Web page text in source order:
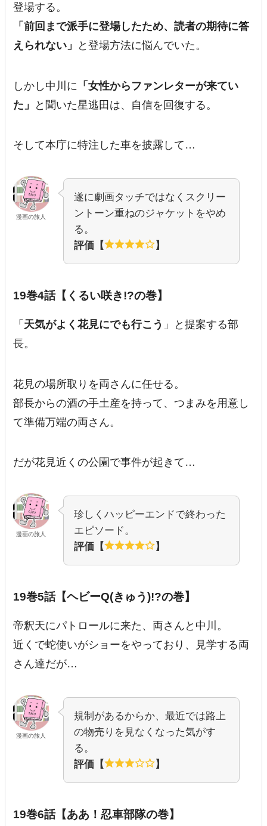
登場する。
「前回まで派手に登場したため、読者の期待に答
えられない」
と登場方法に悩んでいた。
しかし中川に 「女性からファンレターが来てい
た」
と聞いた星逃田は、自信を回復する。
そして本庁に特注した車を披露して…
漫画の旅人
遂に劇画タッチではなくスクリー
ントーン重ねのジャケットをやめ
る。
評価【
】
19巻4話【くるい咲き!?の巻】
「 天気がよく花見にでも行こう 」と提案する部
長。
花見の場所取りを両さんに任せる。
部長からの酒の手土産を持って、つまみを用意し
て準備万端の両さん。
だが花見近くの公園で事件が起きて…
漫画の旅人
珍しくハッピーエンドで終わった
エピソード。
評価【
】
19巻5話【ヘビーQ(きゅう)!?の巻】
帝釈天にパトロールに来た、両さんと中川。
近くで蛇使いがショーをやっており、見学する両
さん達だが…
漫画の旅人
規制があるからか、最近では路上
の物売りを見なくなった気がす
る。
評価【
】
19巻6話【ああ！忍車部隊の巻】